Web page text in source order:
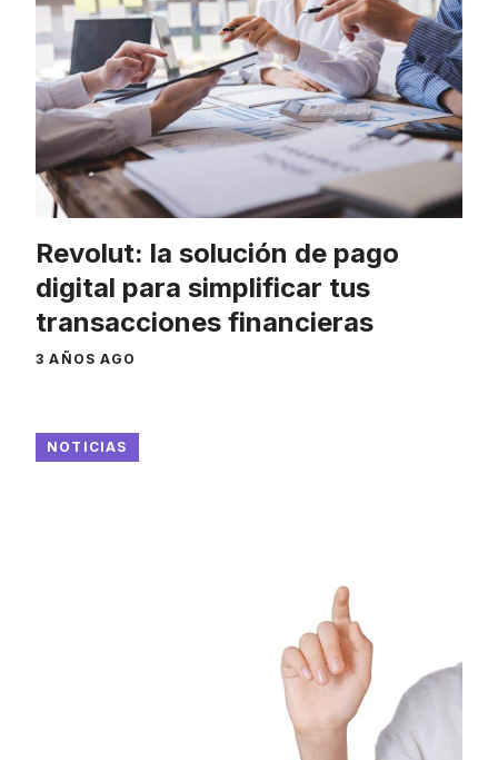
Revolut: la solución de pago
digital para simplificar tus
transacciones financieras
3 AÑOS AGO
NOTICIAS